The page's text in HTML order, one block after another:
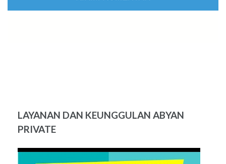
LAYANAN DAN KEUNGGULAN ABYAN
PRIVATE